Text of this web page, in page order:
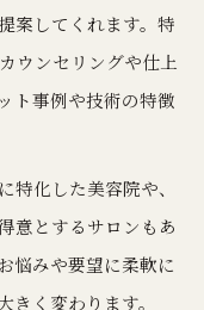
案してくれます。特
ウンセリングや仕上
ト事例や技術の特徴
化した美容院や、
意とするサロンもあ
悩みや要望に柔軟に
く変わります。